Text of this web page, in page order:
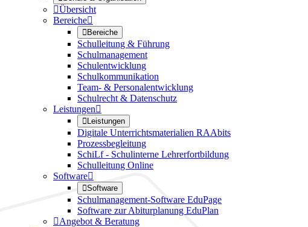
Übersicht
Bereiche
Bereiche
Schulleitung & Führung
Schulmanagement
Schulentwicklung
Schulkommunikation
Team- & Personalentwicklung
Schulrecht & Datenschutz
Leistungen
Leistungen
Digitale Unterrichtsmaterialien RAAbits
Prozessbegleitung
SchiLf - Schulinterne Lehrerfortbildung
Schulleitung Online
Software
Software
Schulmanagement-Software EduPage
Software zur Abiturplanung EduPlan
Angebot & Beratung